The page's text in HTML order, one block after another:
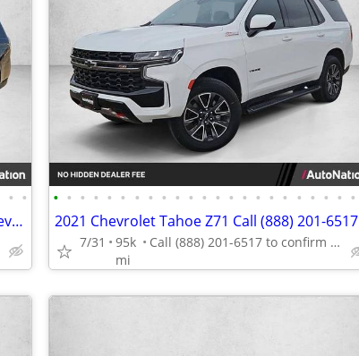
• •
2022 Chevrolet Suburban Z71 4x4 4WD Chevy SUV AUTONATION
• • • • • • • • • • • • • • • • • • • • • • •
2021 Chevrolet Tahoe Z71 Call (888) 201-6517
7/31
95k
mi
Call (888) 201-6517 to confirm availability - May 14th